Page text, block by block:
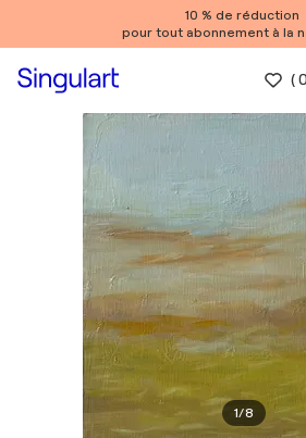
10 % de réduction
pour tout abonnement à la
(0
1/8